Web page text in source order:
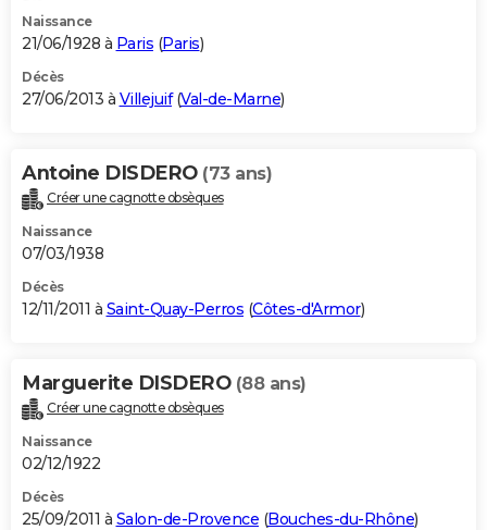
Naissance
21/06/1928 à Paris (Paris)
Décès
27/06/2013 à Villejuif(Val-de-Marne)
Antoine DISDERO (73 ans)
Créer une cagnotte obsèques
Naissance
07/03/1938
Décès
12/11/2011 à Saint-Quay-Perros (Côtes-d'Armor)
Marguerite DISDERO (88 ans)
Créer une cagnotte obsèques
Naissance
02/12/1922
Décès
25/09/2011 à Salon-de-Provence (Bouches-du-Rhône)